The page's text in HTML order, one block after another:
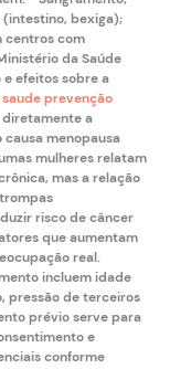
bexiga);
centros com
da Saúde
efeitos sobre a
prevenção
a
menopausa
mulheres relatam
mas a relação
risco de câncer
que aumentam
real.
incluem idade
pressão de terceiros
prévio serve para
e
conforme